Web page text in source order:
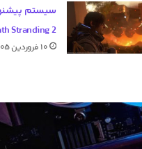
سیستم
Stranding 2
۱۰ فروردین ۱۴۰۵